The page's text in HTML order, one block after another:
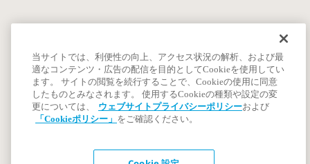
当サイトでは、利便性の向上、アクセス状況の解析、および最
適なコンテンツ・広告の配信を目的としてCookieを使用してい
ます。 サイトの閲覧を続行することで、Cookieの使用に同意
したものとみなされます。 使用するCookieの種類や設定の変
更については、
ウェブサイトプライバシーポリシーおよび
「Cookieポリシー」 をご確認ください。